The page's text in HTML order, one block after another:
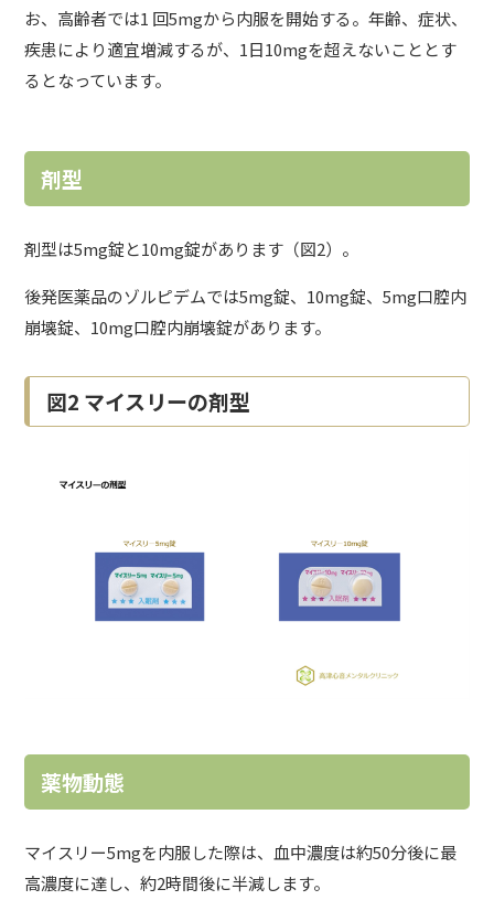
お、高齢者では1 回5mgから内服を開始する。年齢、症状、
疾患により適宜増減するが、1日10mgを超えないこととす
るとなっています。
剤型
剤型は5mg錠と10mg錠があります（図2）。
後発医薬品のゾルピデムでは5mg錠、10mg錠、5mg口腔内
崩壊錠、10mg口腔内崩壊錠があります。
図2 マイスリーの剤型
薬物動態
マイスリー5mgを内服した際は、血中濃度は約50分後に最
高濃度に達し、約2時間後に半減します。